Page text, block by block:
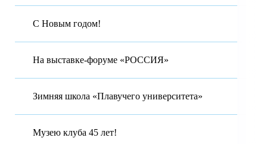
С Новым годом!
На выставке-форуме «РОССИЯ»
Зимняя школа «Плавучего университета»
Музею клуба 45 лет!